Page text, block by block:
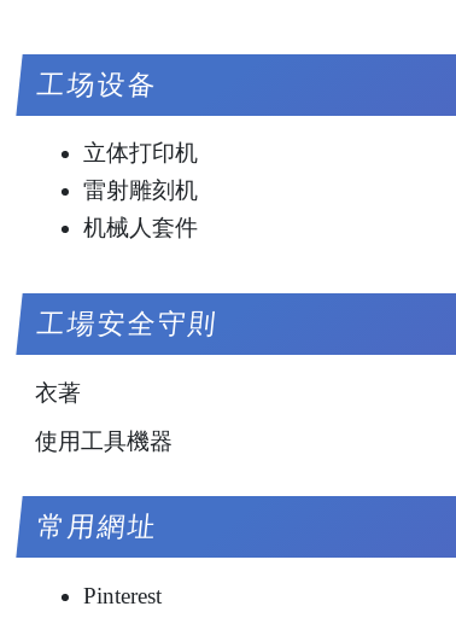
工场设备
立体打印机
雷射雕刻机
机械人套件
工場安全守則
衣著
使用工具機器
常用網址
Pinterest